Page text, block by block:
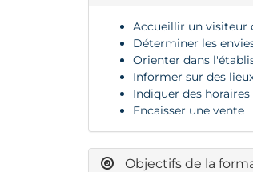
Accueillir un visiteur
Déterminer les
Orienter dans
Informer sur des
Indiquer des
Encaisser une vente
Objectifs de la